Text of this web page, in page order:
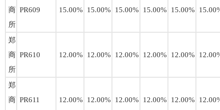
商
所
PR609 15.00% 15.00% 15.00% 15.00% 15.00%
郑
商
所
PR610 12.00% 12.00% 12.00% 12.00% 12.00%
郑
商 PR611 12.00% 12.00% 12.00% 12.00% 12.00%